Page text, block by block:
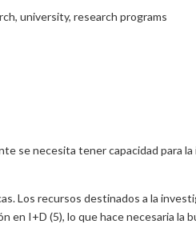
university, research programs
se necesita tener capacidad para
Los recursos destinados a la
I+D (5), lo que hace necesaria